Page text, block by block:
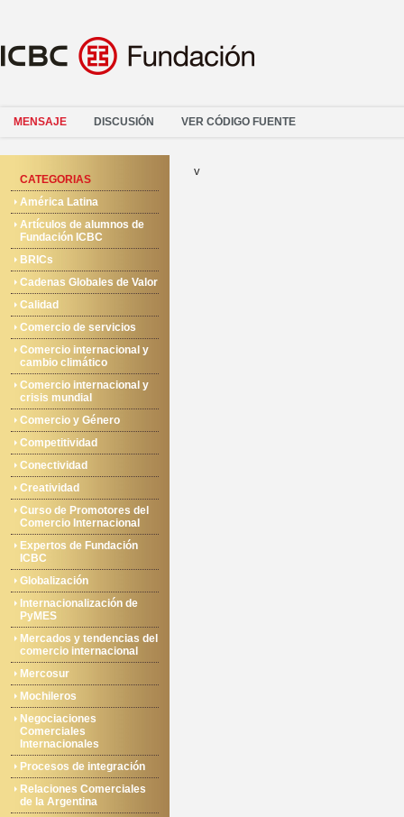
MENSAJE DISCUSIÓN VER CÓDIGO FUENTE
CATEGORIAS
América Latina
Artículos de alumnos de
Fundación ICBC
BRICs
Cadenas Globales de Valor
Calidad
Comercio de servicios
Comercio internacional y
cambio climático
Comercio internacional y
crisis mundial
Comercio y Género
Competitividad
Conectividad
Creatividad
Curso de Promotores del
Comercio Internacional
Expertos de Fundación
ICBC
Globalización
Internacionalización de
PyMES
Mercados y tendencias del
comercio internacional
Mercosur
Mochileros
Negociaciones
Comerciales
Internacionales
Procesos de integración
Relaciones Comerciales
de la Argentina
v